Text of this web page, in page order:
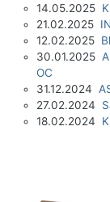
14.05.2025
21.02.2025
12.02.2025
30.01.2025
OC
31.12.2024
27.02.2024
18.02.2024